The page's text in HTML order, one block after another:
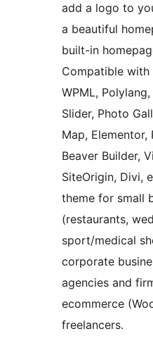
add a logo to
a beautiful
built-in
Compatible with
WPML,
Slider, Photo
Map, Elementor,
Beaver Builder,
SiteOrigin, Divi,
theme for small
(restaurants,
sport/medical
corporate
agencies and
ecommerce
freelancers.